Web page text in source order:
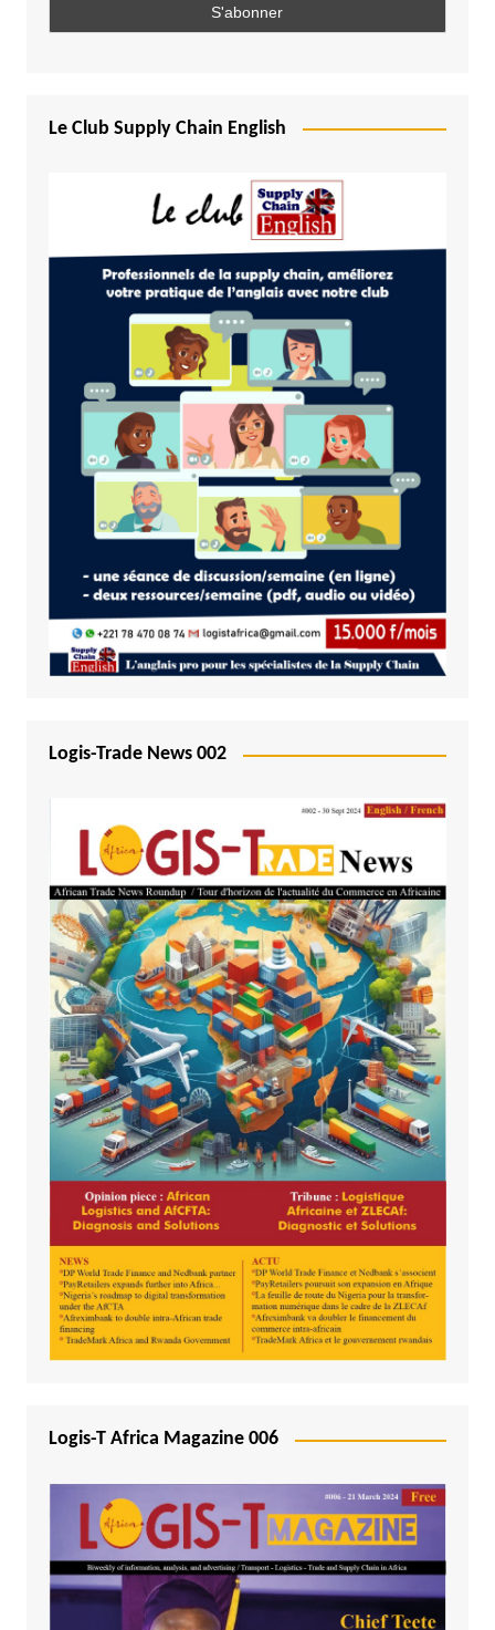
Le Club Supply Chain English
Logis-Trade News 002
Logis-T Africa Magazine 006